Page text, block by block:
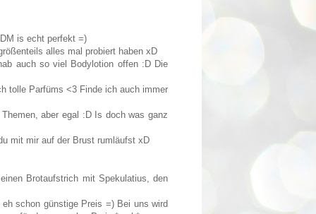
is echt perfekt =)
alles mal probiert haben xD
auch so viel Bodylotion offen :D Die
tolle Parfüms <3 Finde ich auch immer
aber egal :D Is doch was ganz
mit mir auf der Brust rumläufst xD
Brotaufstrich mit Spekulatius, den
schon günstige Preis =) Bei uns wird